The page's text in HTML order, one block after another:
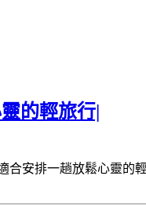
的輕旅行|
合安排一趟放鬆心靈的